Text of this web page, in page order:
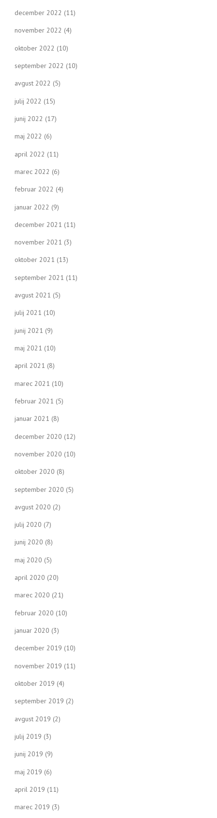
december 2022 (11)
november 2022 (4)
oktober 2022 (10)
september 2022 (10)
avgust 2022 (5)
julij 2022 (15)
junij 2022 (17)
maj 2022 (6)
april 2022 (11)
marec 2022 (6)
februar 2022 (4)
januar 2022 (9)
december 2021 (11)
november 2021 (3)
oktober 2021 (13)
september 2021 (11)
avgust 2021 (5)
julij 2021 (10)
junij 2021 (9)
maj 2021 (10)
april 2021 (8)
marec 2021 (10)
februar 2021 (5)
januar 2021 (8)
december 2020 (12)
november 2020 (10)
oktober 2020 (8)
september 2020 (5)
avgust 2020 (2)
julij 2020 (7)
junij 2020 (8)
maj 2020 (5)
april 2020 (20)
marec 2020 (21)
februar 2020 (10)
januar 2020 (3)
december 2019 (10)
november 2019 (11)
oktober 2019 (4)
september 2019 (2)
avgust 2019 (2)
julij 2019 (3)
junij 2019 (9)
maj 2019 (6)
april 2019 (11)
marec 2019 (3)